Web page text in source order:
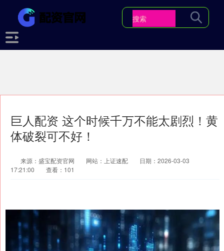
巨人配资 这个时候千万不能太剧烈！黄
体破裂可不好！
来源：盛宝配资官网 网站：上证速配
日期：2026-03-03
17:21:00
查看：101